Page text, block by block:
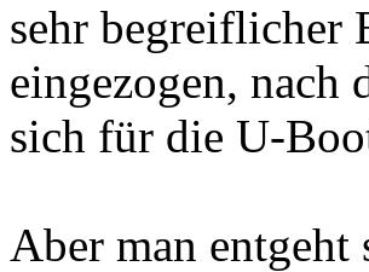
sehr begreiflicher
eingezogen, nach
sich für die U-
Aber man